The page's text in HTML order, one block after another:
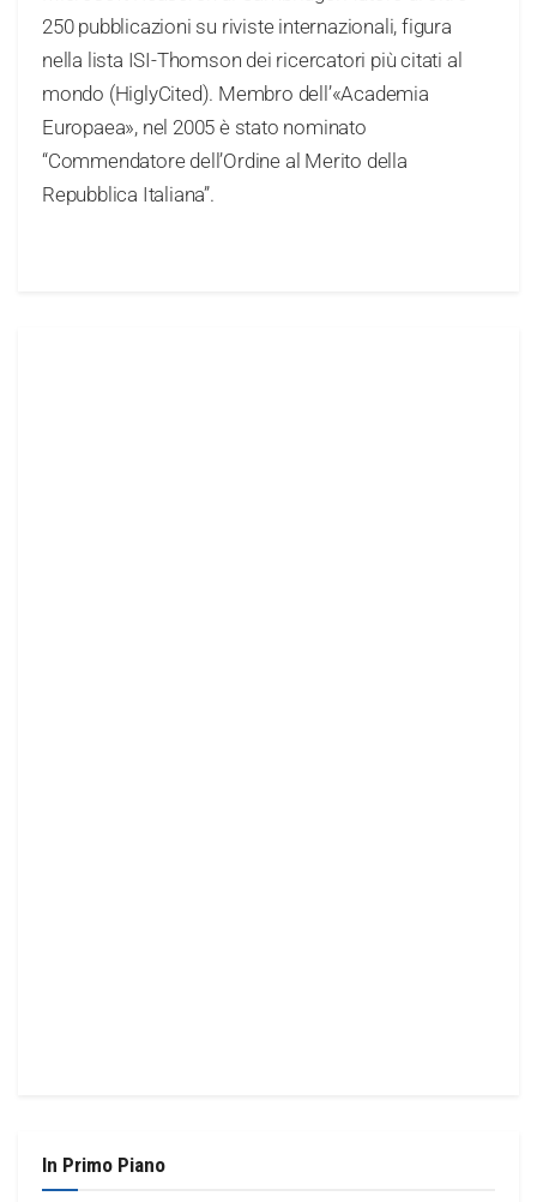
250 pubblicazioni su riviste internazionali, figura
nella lista ISI-Thomson dei ricercatori più citati al
mondo (HiglyCited). Membro dell’«Academia
Europaea», nel 2005 è stato nominato
“Commendatore dell’Ordine al Merito della
Repubblica Italiana”.
In Primo Piano